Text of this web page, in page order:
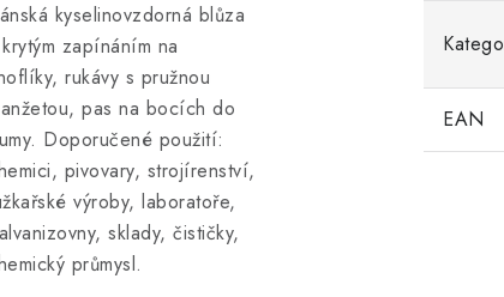
kyselinovzdorná blůza
zapínáním na
rukávy s pružnou
pas na bocích do
Doporučené použití:
pivovary, strojírenství,
výroby, laboratoře,
sklady, čističky,
průmysl.
EAN